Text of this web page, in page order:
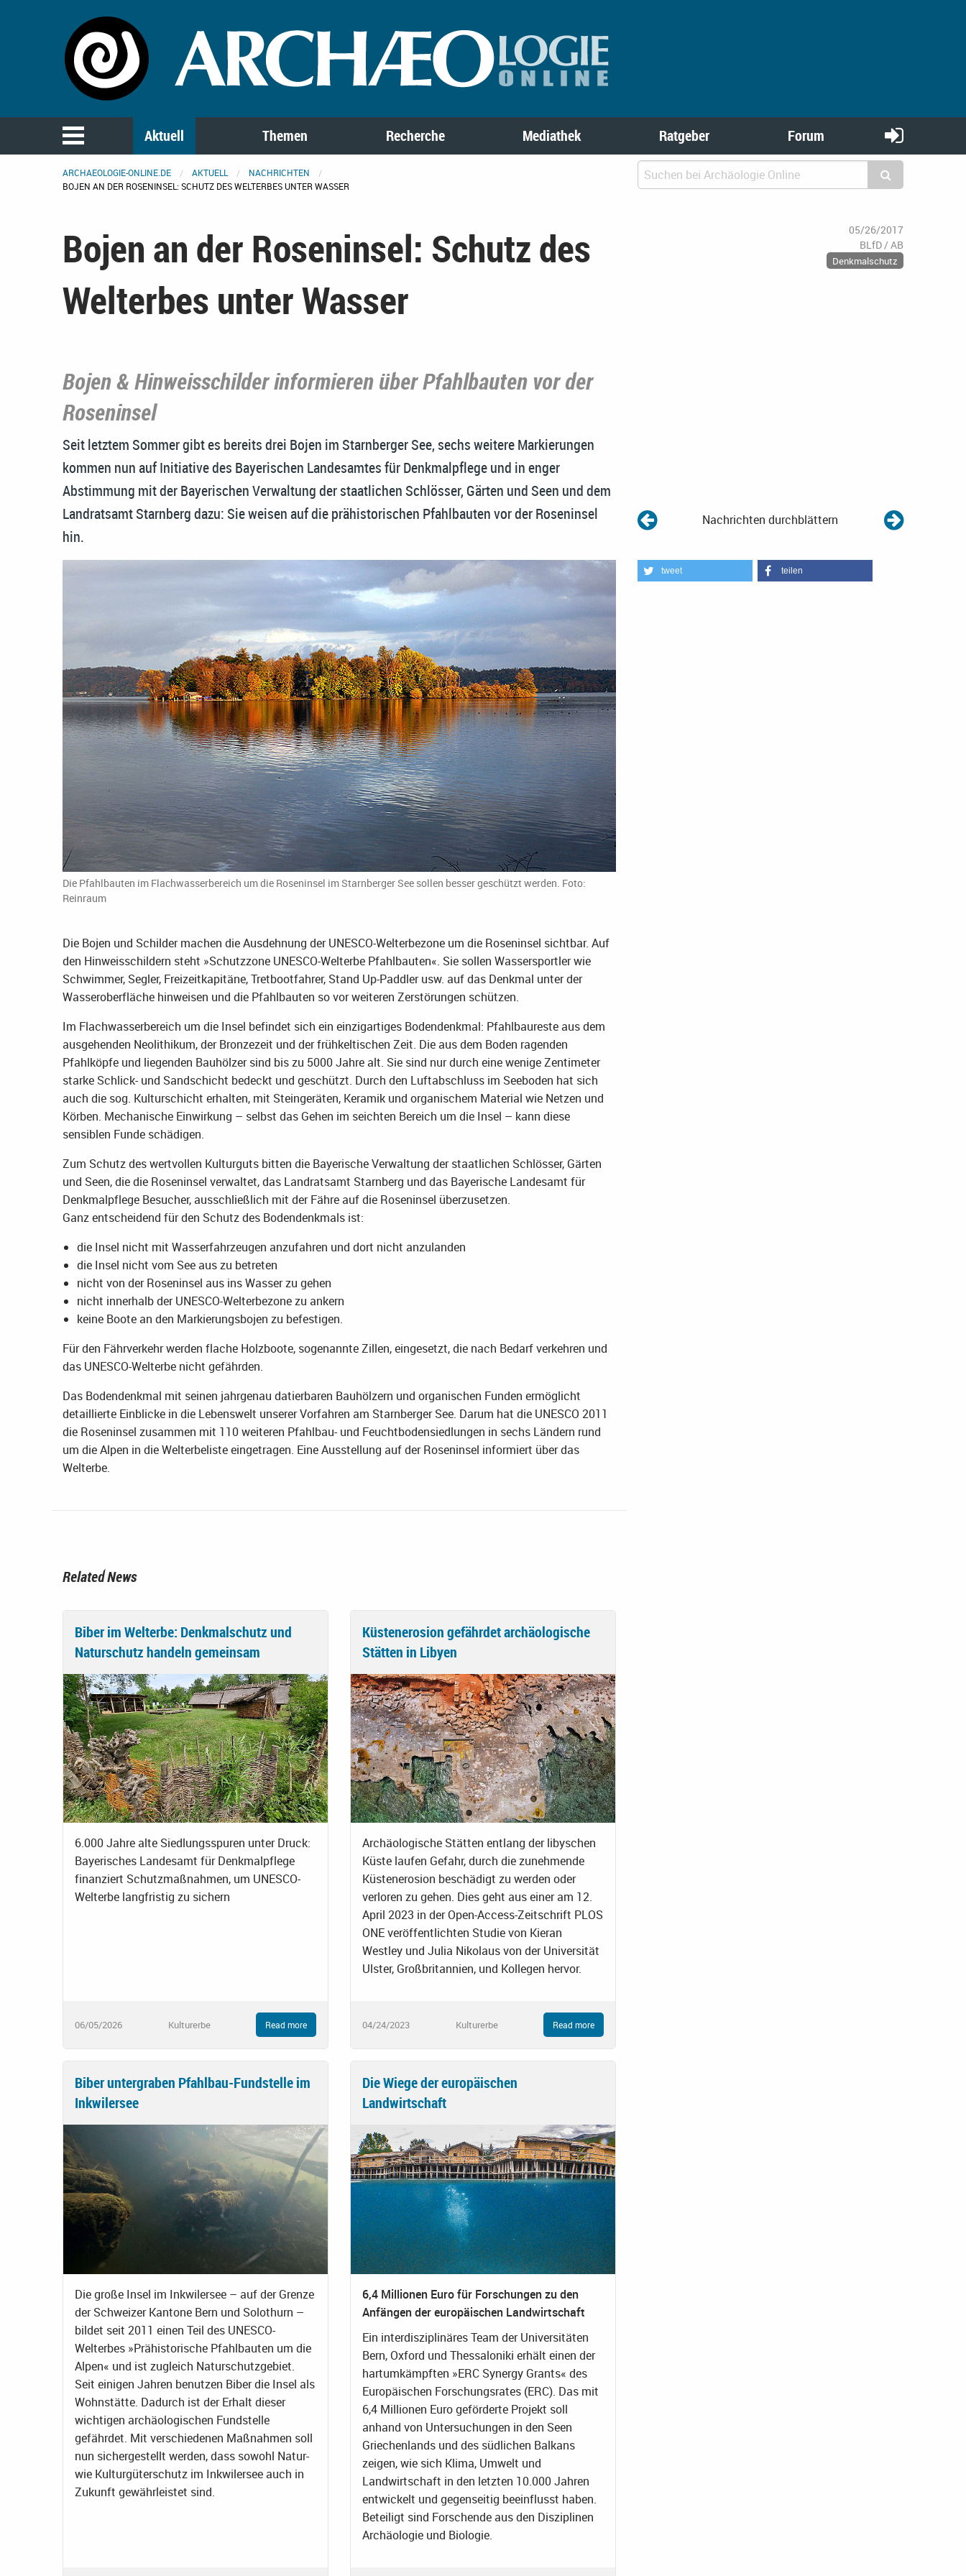
Aktuell Themen Recherche Mediathek Ratgeber Forum
ARCHAEOLOGIE-ONLINE.DE AKTUELL
NACHRICHTEN
BOJEN AN DER ROSENINSEL: SCHUTZ DES WELTERBES UNTER WASSER
Bojen an der Roseninsel: Schutz des
Welterbes unter Wasser
05/26/2017
BLfD / AB
Denkmalschutz
Bojen & Hinweisschilder informieren über Pfahlbauten vor der
Roseninsel
Seit letztem Sommer gibt es bereits drei Bojen im Starnberger See, sechs weitere Markierungen
kommen nun auf Initiative des Bayerischen Landesamtes für Denkmalpflege und in enger
Abstimmung mit der Bayerischen Verwaltung der staatlichen Schlösser, Gärten und Seen und dem
Landratsamt Starnberg dazu: Sie weisen auf die prähistorischen Pfahlbauten vor der Roseninsel
hin.
Nachrichten durchblättern
Die Pfahlbauten im Flachwasserbereich um die Roseninsel im Starnberger See sollen besser geschützt werden. Foto:
Reinraum
Die Bojen und Schilder machen die Ausdehnung der UNESCO-Welterbezone um die Roseninsel sichtbar. Auf
den Hinweisschildern steht »Schutzzone UNESCO-Welterbe Pfahlbauten«. Sie sollen Wassersportler wie
Schwimmer, Segler, Freizeitkapitäne, Tretbootfahrer, Stand Up-Paddler usw. auf das Denkmal unter der
Wasseroberfläche hinweisen und die Pfahlbauten so vor weiteren Zerstörungen schützen.
Im Flachwasserbereich um die Insel befindet sich ein einzigartiges Bodendenkmal: Pfahlbaureste aus dem
ausgehenden Neolithikum, der Bronzezeit und der frühkeltischen Zeit. Die aus dem Boden ragenden
Pfahlköpfe und liegenden Bauhölzer sind bis zu 5000 Jahre alt. Sie sind nur durch eine wenige Zentimeter
starke Schlick- und Sandschicht bedeckt und geschützt. Durch den Luftabschluss im Seeboden hat sich
auch die sog. Kulturschicht erhalten, mit Steingeräten, Keramik und organischem Material wie Netzen und
Körben. Mechanische Einwirkung – selbst das Gehen im seichten Bereich um die Insel – kann diese
sensiblen Funde schädigen.
Zum Schutz des wertvollen Kulturguts bitten die Bayerische Verwaltung der staatlichen Schlösser, Gärten
und Seen, die die Roseninsel verwaltet, das Landratsamt Starnberg und das Bayerische Landesamt für
Denkmalpflege Besucher, ausschließlich mit der Fähre auf die Roseninsel überzusetzen.
Ganz entscheidend für den Schutz des Bodendenkmals ist:
die Insel nicht mit Wasserfahrzeugen anzufahren und dort nicht anzulanden
die Insel nicht vom See aus zu betreten
nicht von der Roseninsel aus ins Wasser zu gehen
nicht innerhalb der UNESCO-Welterbezone zu ankern
keine Boote an den Markierungsbojen zu befestigen.
Für den Fährverkehr werden flache Holzboote, sogenannte Zillen, eingesetzt, die nach Bedarf verkehren und
das UNESCO-Welterbe nicht gefährden.
Das Bodendenkmal mit seinen jahrgenau datierbaren Bauhölzern und organischen Funden ermöglicht
detaillierte Einblicke in die Lebenswelt unserer Vorfahren am Starnberger See. Darum hat die UNESCO 2011
die Roseninsel zusammen mit 110 weiteren Pfahlbau- und Feuchtbodensiedlungen in sechs Ländern rund
um die Alpen in die Welterbeliste eingetragen. Eine Ausstellung auf der Roseninsel informiert über das
Welterbe.
tweet teilen
Related News
Biber im Welterbe: Denkmalschutz und
Naturschutz handeln gemeinsam
6.000 Jahre alte Siedlungsspuren unter Druck:
Bayerisches Landesamt für Denkmalpflege
finanziert Schutzmaßnahmen, um UNESCO-
Welterbe langfristig zu sichern
06/05/2026 Kulturerbe Read more
Küstenerosion gefährdet archäologische
Stätten in Libyen
Archäologische Stätten entlang der libyschen
Küste laufen Gefahr, durch die zunehmende
Küstenerosion beschädigt zu werden oder
verloren zu gehen. Dies geht aus einer am 12.
April 2023 in der Open-Access-Zeitschrift PLOS
ONE veröffentlichten Studie von Kieran
Westley und Julia Nikolaus von der Universität
Ulster, Großbritannien, und Kollegen hervor.
04/24/2023 Kulturerbe Read more
Biber untergraben Pfahlbau-Fundstelle im
Inkwilersee
Die große Insel im Inkwilersee – auf der Grenze
der Schweizer Kantone Bern und Solothurn –
bildet seit 2011 einen Teil des UNESCO-
Welterbes »Prähistorische Pfahlbauten um die
Alpen« und ist zugleich Naturschutzgebiet.
Seit einigen Jahren benutzen Biber die Insel als
Wohnstätte. Dadurch ist der Erhalt dieser
wichtigen archäologischen Fundstelle
gefährdet. Mit verschiedenen Maßnahmen soll
nun sichergestellt werden, dass sowohl Natur-
wie Kulturgüterschutz im Inkwilersee auch in
Zukunft gewährleistet sind.
Die Wiege der europäischen
Landwirtschaft
6,4 Millionen Euro für Forschungen zu den
Anfängen der europäischen Landwirtschaft
Ein interdisziplinäres Team der Universitäten
Bern, Oxford und Thessaloniki erhält einen der
hartumkämpften »ERC Synergy Grants« des
Europäischen Forschungsrates (ERC). Das mit
6,4 Millionen Euro geförderte Projekt soll
anhand von Untersuchungen in den Seen
Griechenlands und des südlichen Balkans
zeigen, wie sich Klima, Umwelt und
Landwirtschaft in den letzten 10.000 Jahren
entwickelt und gegenseitig beeinflusst haben.
Beteiligt sind Forschende aus den Disziplinen
Archäologie und Biologie.